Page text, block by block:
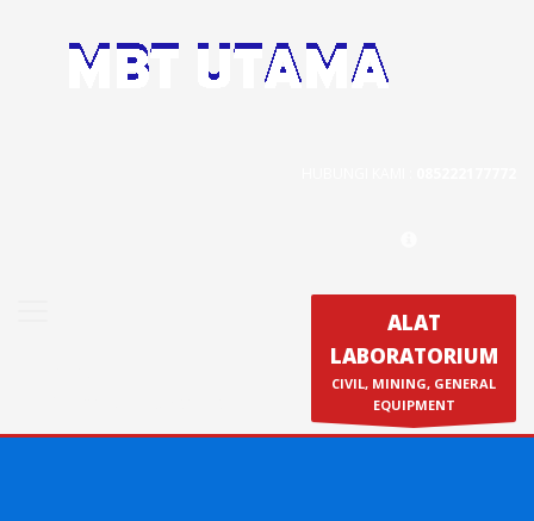
Contact Us
ALAT
LABORATORIUM
CIVIL, MINING, GENERAL
EQUIPMENT